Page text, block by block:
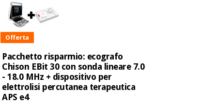
Offerta
Pacchetto risparmio: ecografo
Chison EBit 30 con sonda lineare 7.0
- 18.0 MHz + dispositivo per
elettrolisi percutanea terapeutica
APS e4